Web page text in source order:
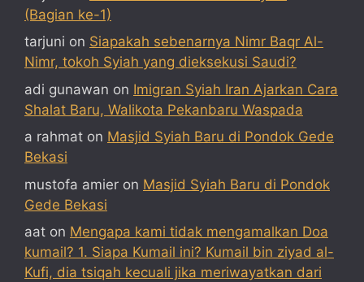
(Bagian ke-1)
tarjuni on Siapakah sebenarnya Nimr Baqr Al-
Nimr, tokoh Syiah yang dieksekusi Saudi?
adi gunawan on Imigran Syiah Iran Ajarkan Cara
Shalat Baru, Walikota Pekanbaru Waspada
a rahmat on Masjid Syiah Baru di Pondok Gede
Bekasi
mustofa amier on Masjid Syiah Baru di Pondok
Gede Bekasi
aat on Mengapa kami tidak mengamalkan Doa
kumail? 1. Siapa Kumail ini? Kumail bin ziyad al-
Kufi, dia tsiqah kecuali jika meriwayatkan dari